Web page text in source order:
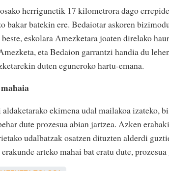
herrigunetik 17 kilometrora dago
bakar batekin ere. Bedaiotar askoren
eskolara Amezketara joaten direlako
eta Bedaion garrantzi handia du
duten eguneroko hartu-emana.
ekimena udal mailakoa izateko,
dute prozesua abian jartzea. Azken
udalbatzak osatzen dituzten alderdi
arteko mahai bat eratu dute,